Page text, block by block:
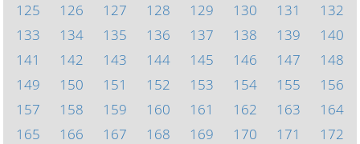
125
126 127 128 129 130 131
132
133
134 135 136 137 138 139
140
141
142 143 144 145 146 147
148
149
150 151 152 153 154 155
156
157
158 159 160 161 162 163
164
165
166 167 168 169 170 171
172